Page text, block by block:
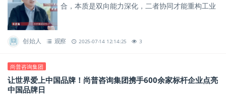
合，本质是双向能力深化，二者协同才能重构工业
创始人 观察 2025-07-14 12:14:25 3
尚普咨询集团
让世界爱上中国品牌！尚普咨询集团携手600余家标杆企业点亮
中国品牌日